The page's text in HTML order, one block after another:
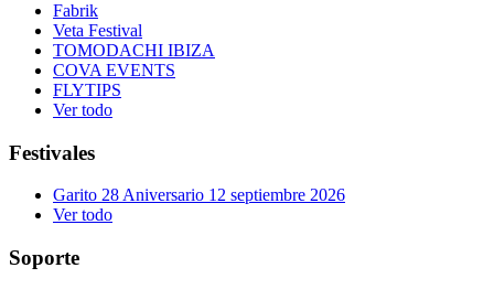
Fabrik
Veta Festival
TOMODACHI IBIZA
COVA EVENTS
FLYTIPS
Ver todo
Festivales
Garito 28 Aniversario 12 septiembre 2026
Ver todo
Soporte